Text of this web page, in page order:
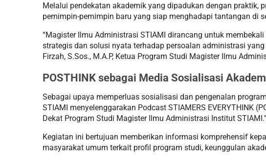
Melalui pendekatan akademik yang dipadukan dengan praktik,
pemimpin-pemimpin baru yang siap menghadapi tantangan di
“Magister Ilmu Administrasi STIAMI dirancang untuk
strategis dan solusi nyata terhadap persoalan administrasi
Firzah, S.Sos., M.A.P, Ketua Program Studi Magister Ilmu
POSTHINK sebagai Media Sosialisasi
Sebagai upaya memperluas sosialisasi dan pengenalan
STIAMI menyelenggarakan Podcast STIAMERS EVERYTHINK
Dekat Program Studi Magister Ilmu Administrasi Institut STIAMI.”
Kegiatan ini bertujuan memberikan informasi komprehensif
masyarakat umum terkait profil program studi, keunggulan